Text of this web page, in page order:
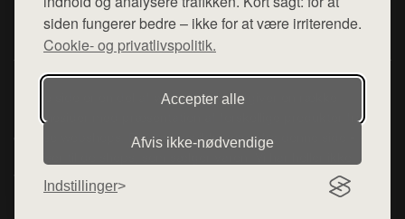
siden fungerer bedre – ikke for at være irriterende.
Cookie- og privatlivspolitik.
Accepter alle
Afvis ikke‑nødvendige
Indstillinger
Cookie- og privatlivspolitik
Denne side er en del af want.dk, der udgiver en række
hjemmesider med præsentation af forskellige produkter fra
diverse webshops. Der sælges ikke varer fra denne side - vi
henviser til de shops, som sælger varen. Vi har heller ikke
varerne på lager.